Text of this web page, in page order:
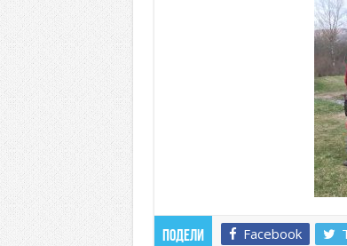
Подели Facebook